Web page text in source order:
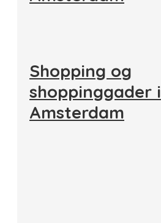
Shopping og
shoppinggader i
Amsterdam